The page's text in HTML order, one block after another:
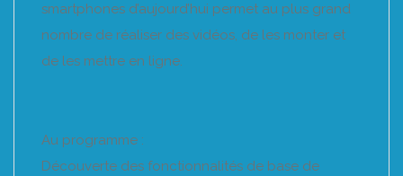
smartphones d’aujourd’hui permet au plus grand
nombre de réaliser des vidéos, de les monter et
de les mettre en ligne.
Au programme :
Découverte des fonctionnalités de base de